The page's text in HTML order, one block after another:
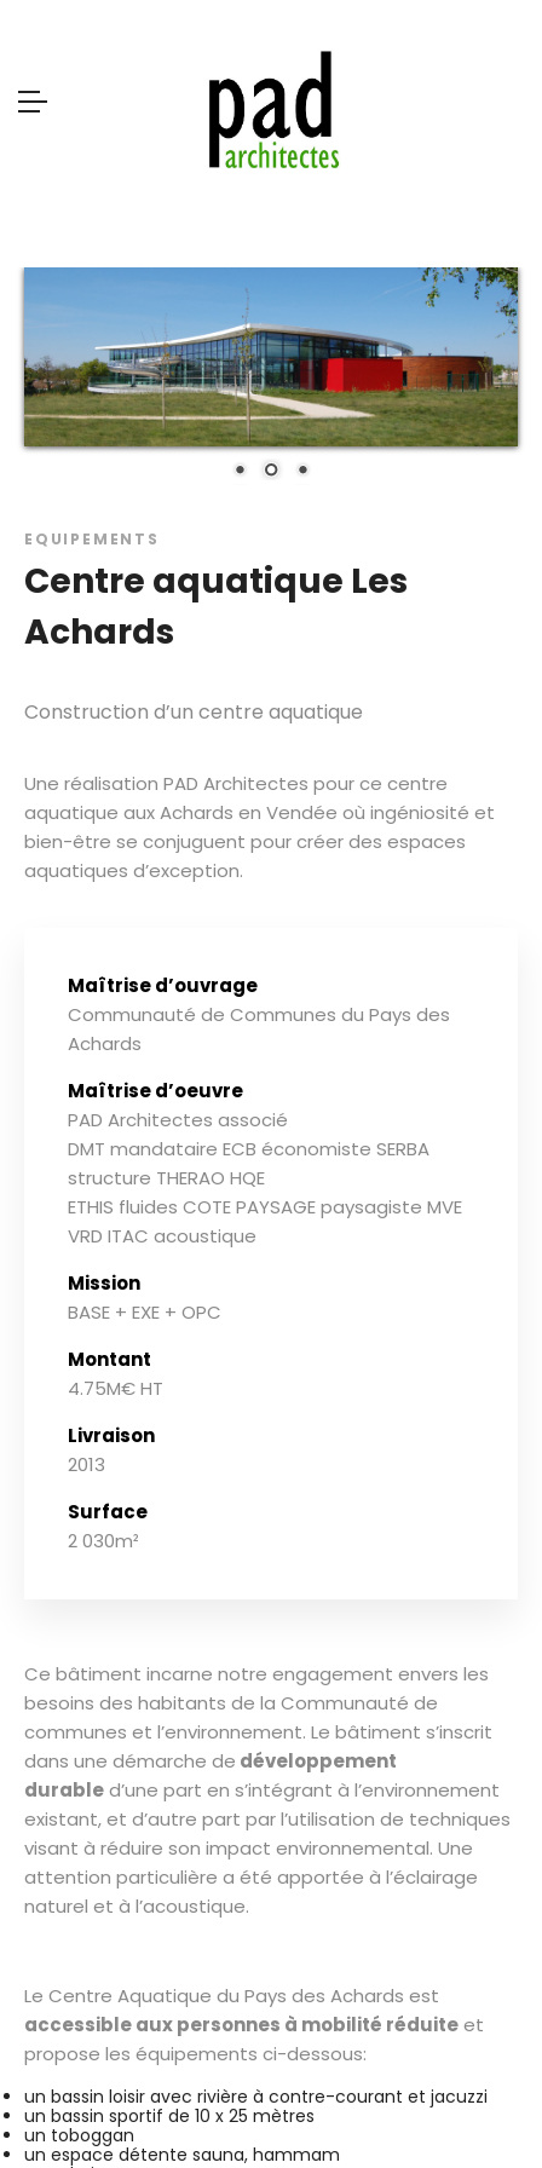
EQUIPEMENTS
Centre aquatique Les
Achards
Construction d’un centre aquatique
Une réalisation PAD Architectes pour ce centre
aquatique aux Achards en Vendée où ingéniosité et
bien-être se conjuguent pour créer des espaces
aquatiques d’exception.
Maîtrise d’ouvrage
Communauté de Communes du Pays des
Achards
Maîtrise d’oeuvre
PAD Architectes associé
DMT mandataire ECB économiste SERBA
structure THERAO HQE
ETHIS fluides COTE PAYSAGE paysagiste MVE
VRD ITAC acoustique
Mission
BASE + EXE + OPC
Montant
4.75M€ HT
Livraison
2013
Surface
2 030m²
Ce bâtiment incarne notre engagement envers les
besoins des habitants de la Communauté de
communes et l’environnement. Le bâtiment s’inscrit
dans une démarche de développement
durabled’une part en s’intégrant à l’environnement
existant, et d’autre part par l’utilisation de techniques
visant à réduire son impact environnemental. Une
attention particulière a été apportée à l’éclairage
naturel et à l’acoustique.
Le Centre Aquatique du Pays des Achards est
accessible aux personnes à mobilité réduiteet
propose les équipements ci-dessous:
un bassin loisir avec rivière à contre-courant et jacuzzi
un bassin sportif de 10 x 25 mètres
un toboggan
un espace détente sauna, hammam